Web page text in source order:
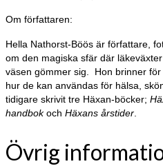
Om författaren:
Hella Nathorst-Böös är författare,
om den magiska sfär där
väsen gömmer sig. Hon brinner
hur de kan användas för hälsa,
tidigare skrivit tre Häxan-böcker;
handbok och Häxans årstider
Övrig